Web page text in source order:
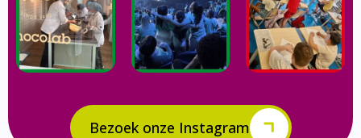
Bezoek onze Instagram